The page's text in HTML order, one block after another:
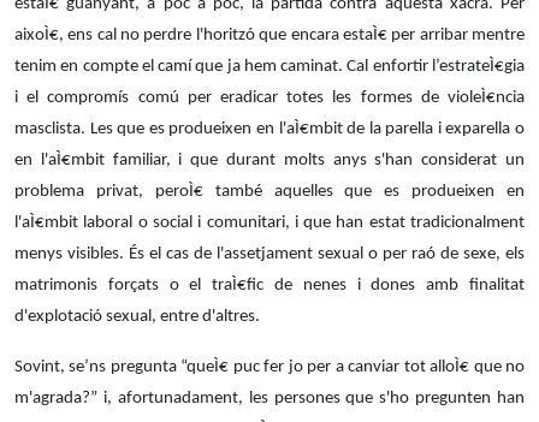
estaÌ€ guanyant, a poc a poc, la partida contra aquesta xacra. Per
aixoÌ€, ens cal no perdre l'horitzó que encara estaÌ€ per arribar mentre
tenim en compte el camí que ja hem caminat. Cal enfortir l’estrateÌ€gia
i elcompromís comú per eradicar totes les formes de violeÌ€ncia
masclista. Les que es produeixen en l'aÌ€mbit de la parella i exparella o
en l'aÌ€mbit familiar, i que durant molts anys s'hanconsiderat un
problema privat, peroÌ€ també aquelles que es produeixen en
l'aÌ€mbit laboral o social i comunitari, i que han estat tradicionalment
menys visibles. És el cas de l'assetjament sexual o per raó de sexe, els
matrimonis forçats o el traÌ€fic de nenes i dones amb finalitat
d'explotació sexual, entre d'altres.
Sovint, se’ns pregunta “queÌ€ puc fer jo per a canviar tot alloÌ€ que no
m'agrada?” i, afortunadament, les persones que s'ho pregunten han